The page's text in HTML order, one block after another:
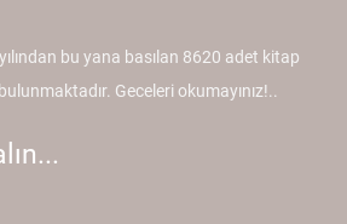
bu yana basılan 8620 adet kitap
Geceleri okumayınız!..